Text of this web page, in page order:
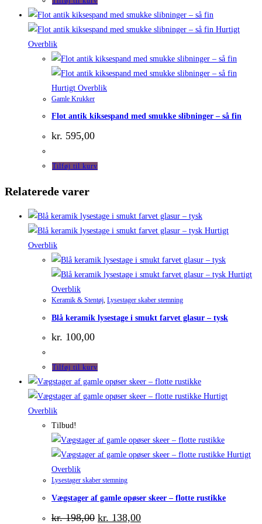
kr. 135,00.kr. 69,00.
Hurtigt
Overblik
Hurtigt Overblik
Gamle Krukker
Flot antik kiksespand med smukke slibninger – så fin
kr. 595,00
Tilføj til kurv
Relaterede varer
Hurtigt
Overblik
Hurtigt
Overblik
Keramik & Stentøj, Lysestager skaber stemning
Blå keramik lysestage i smukt farvet glasur – tysk
kr. 100,00
Tilføj til kurv
Hurtigt
Overblik
Tilbud!
Hurtigt
Overblik
Lysestager skaber stemning
Vægstager af gamle opøser skeer – flotte rustikke
kr.198,00 Den
kr. 138,00Den